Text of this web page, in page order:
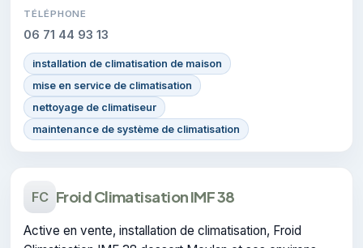
TÉLÉPHONE
06 71 44 93 13
installation de climatisation de maison
mise en service de climatisation
nettoyage de climatiseur
maintenance de système de climatisation
FC Froid Climatisation IMF 38
Active en vente, installation de climatisation, Froid